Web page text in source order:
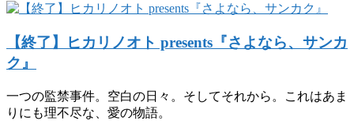
【終了】ヒカリノオト presents『さよなら、サンカ
ク』
一つの監禁事件。空白の日々。そしてそれから。これはあま
りにも理不尽な、愛の物語。